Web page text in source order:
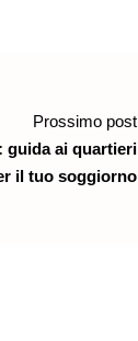
Prossimo post
guida ai quartieri
il tuo soggiorno